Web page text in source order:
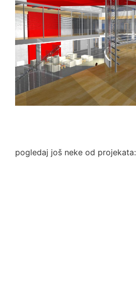
pogledaj još neke od projekata: